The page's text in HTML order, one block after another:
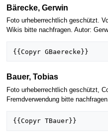
Bärecke, Gerwin
Foto urheberrechtlich geschützt.
Wikis bitte nachfragen. Autor:
Bauer, Tobias
Foto urheberrechtlich geschützt,
Fremdverwendung bitte